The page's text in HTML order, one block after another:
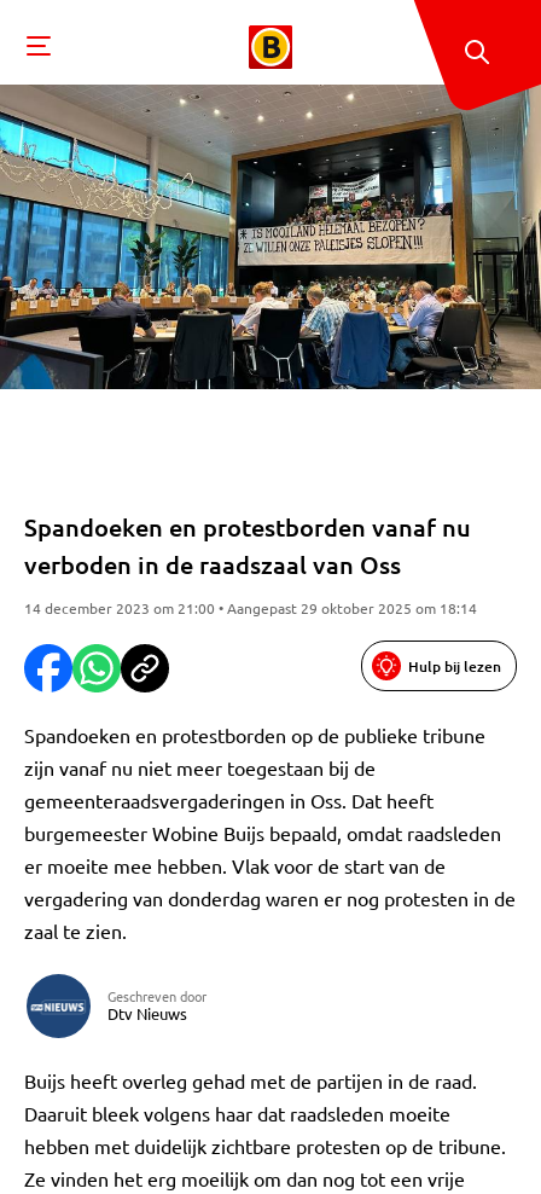
Spandoeken en protestborden vanaf nu
verboden in de raadszaal van Oss
14 december 2023 om 21:00 • Aangepast 29 oktober 2025 om 18:14
Hulp bij lezen
Spandoeken en protestborden op de publieke tribune
zijn vanaf nu niet meer toegestaan bij de
gemeenteraadsvergaderingen in Oss. Dat heeft
burgemeester Wobine Buijs bepaald, omdat raadsleden
er moeite mee hebben. Vlak voor de start van de
vergadering van donderdag waren er nog protesten in de
zaal te zien.
Geschreven door
Dtv Nieuws
Buijs heeft overleg gehad met de partijen in de raad.
Daaruit bleek volgens haar dat raadsleden moeite
hebben met duidelijk zichtbare protesten op de tribune.
Ze vinden het erg moeilijk om dan nog tot een vrije